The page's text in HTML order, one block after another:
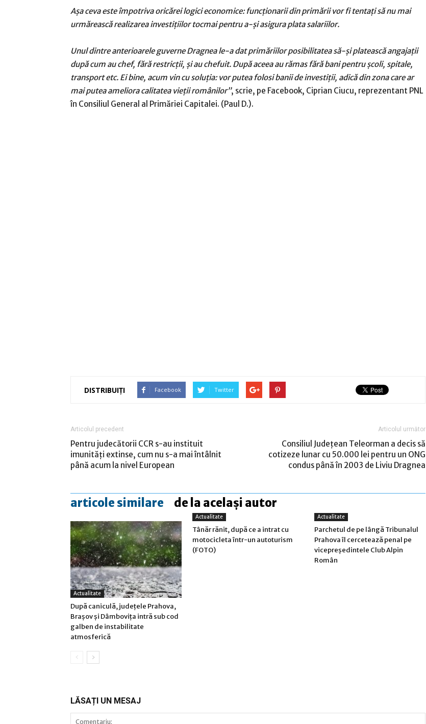
Aşa ceva este împotriva oricărei logici economice: funcţionarii din primării vor fi tentaţi să nu mai
urmărească realizarea investiţiilor tocmai pentru a-şi asigura plata salariilor.
Unul dintre anterioarele guverne Dragnea le-a dat primăriilor posibilitatea să-şi platească angajaţii
după cum au chef, fără restricţii, şi au chefuit. După aceea au rămas fără bani pentru şcoli, spitale,
transport etc. Ei bine, acum vin cu soluţia: vor putea folosi banii de investiţii, adică din zona care ar
mai putea ameliora calitatea vieţii românilor”, scrie, pe Facebook, Ciprian Ciucu, reprezentant PNL
în Consiliul General al Primăriei Capitalei. (Paul D.).
DISTRIBUIȚI Facebook Twitter
Articolul precedent
Pentru judecătorii CCR s-au instituit
imunităţi extinse, cum nu s-a mai întâlnit
până acum la nivel European
Articolul următor
Consiliul Judeţean Teleorman a decis să
cotizeze lunar cu 50.000 lei pentru un ONG
condus până în 2003 de Liviu Dragnea
articole similare de la același autor
Actualitate
După caniculă, județele Prahova,
Brașov și Dâmbovița intră sub cod
galben de instabilitate
atmosferică
Actualitate
Tânăr rănit, după ce a intrat cu
motocicleta într-un autoturism
(FOTO)
Actualitate
Parchetul de pe lângă Tribunalul
Prahova îl cercetează penal pe
vicepreședintele Club Alpin
Român
LĂSAȚI UN MESAJ